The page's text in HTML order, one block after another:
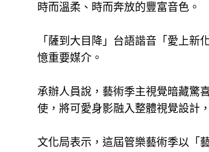
時而溫柔、時而奔放的豐富音色。
「薩到大目降」台語諧音「愛上
憶重要媒介。
承辦人員說，藝術季主視覺暗藏驚
使，將可愛身影融入整體視覺設計
文化局表示，這屆管樂藝術季以「